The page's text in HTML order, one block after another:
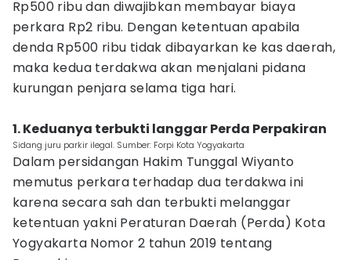
Rp500 ribu dan diwajibkan membayar biaya
perkara Rp2 ribu. Dengan ketentuan apabila
denda Rp500 ribu tidak dibayarkan ke kas daerah,
maka kedua terdakwa akan menjalani pidana
kurungan penjara selama tiga hari.
1. Keduanya terbukti langgar Perda Perpakiran
Sidang juru parkir ilegal. Sumber: Forpi Kota Yogyakarta
Dalam persidangan Hakim Tunggal Wiyanto
memutus perkara terhadap dua terdakwa ini
karena secara sah dan terbukti melanggar
ketentuan yakni Peraturan Daerah (Perda) Kota
Yogyakarta Nomor 2 tahun 2019 tentang